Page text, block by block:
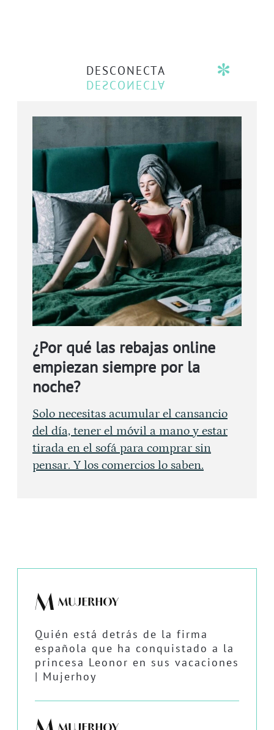
DESCONECTA
¿Por qué las rebajas online
empiezan siempre por la
noche?
Solo necesitas acumular el cansancio
del día, tener el móvil a mano y estar
tirada en el sofá para comprar sin
pensar. Y los comercios lo saben.
Quién está detrás de la firma
española que ha conquistado a la
princesa Leonor en sus vacaciones
| Mujerhoy